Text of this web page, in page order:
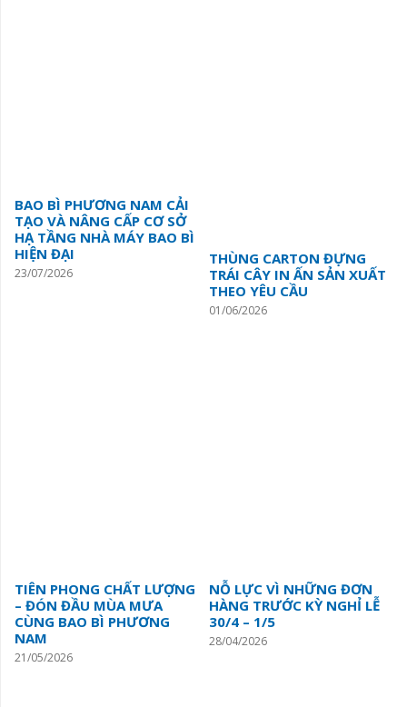
BAO BÌ PHƯƠNG NAM CẢI
TẠO VÀ NÂNG CẤP CƠ SỞ
HẠ TẦNG NHÀ MÁY BAO BÌ
HIỆN ĐẠI
23/07/2026
THÙNG CARTON ĐỰNG
TRÁI CÂY IN ẤN SẢN XUẤT
THEO YÊU CẦU
01/06/2026
TIÊN PHONG CHẤT LƯỢNG
– ĐÓN ĐẦU MÙA MƯA
CÙNG BAO BÌ PHƯƠNG
NAM
21/05/2026
NỖ LỰC VÌ NHỮNG ĐƠN
HÀNG TRƯỚC KỲ NGHỈ LỄ
30/4 – 1/5
28/04/2026